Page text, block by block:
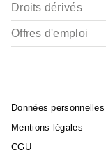
Droits dérivés
Offres d'emploi
Données personnelles
Mentions légales
CGU